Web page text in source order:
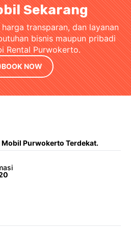
Sekarang
transparan, dan layanan
bisnis maupun pribadi
Rental Purwokerto.
BOOK NOW
Mobil Purwokerto Terdekat.